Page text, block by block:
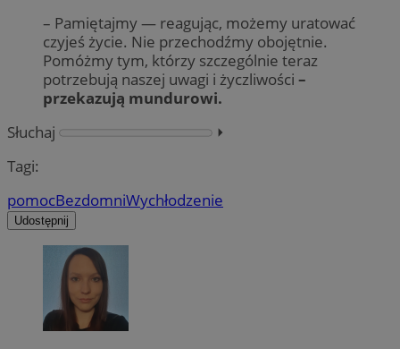
– Pamiętajmy — reagując, możemy uratować
czyjeś życie. Nie przechodźmy obojętnie.
Pomóżmy tym, którzy szczególnie teraz
potrzebują naszej uwagi i życzliwości –
przekazują mundurowi.
Słuchaj
⏵︎
Tagi:
pomocBezdomniWychłodzenie
Udostępnij